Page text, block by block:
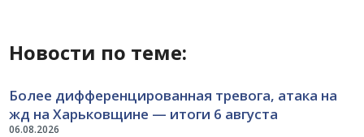
Новости по теме:
06.08.2026
Более дифференцированная тревога, атака на
жд на Харьковщине — итоги 6 августа